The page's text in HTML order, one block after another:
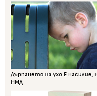
Дърпането на ухо Е насилие,
НМД